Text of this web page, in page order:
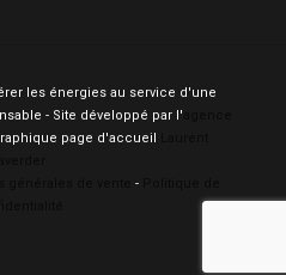
les énergies au service d'une
- Site développé par l'
page d'accueil
-